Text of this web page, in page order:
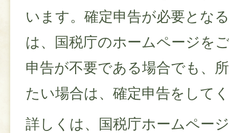
います。確定申告が必要とな
は、国税庁のホームページを
申告が不要である場合でも、
たい場合は、確定申告をして
詳しくは、国税庁ホームペー